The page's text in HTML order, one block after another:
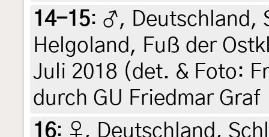
14-15: ♂, Deutschland,
Helgoland, Fuß der
Juli 2018 (det. & Foto:
durch GU Friedmar Graf
16: ♀, Deutschland,